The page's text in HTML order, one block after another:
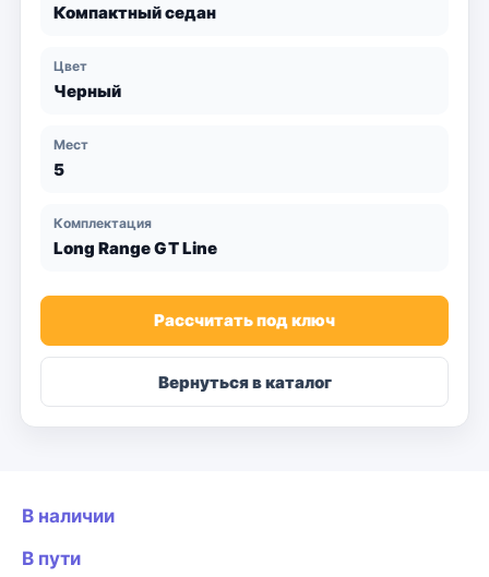
Компактный седан
Цвет
Черный
Мест
5
Комплектация
Long Range GT Line
Рассчитать под ключ
Вернуться в каталог
В наличии
В пути